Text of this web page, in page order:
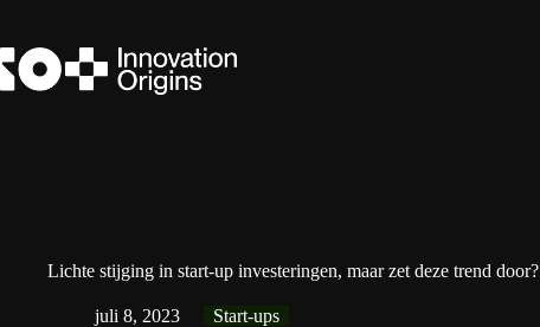
de
inhoud
Lichte stijging in start-up investeringen, maar zet deze trend door?
juli 8, 2023 Start-ups